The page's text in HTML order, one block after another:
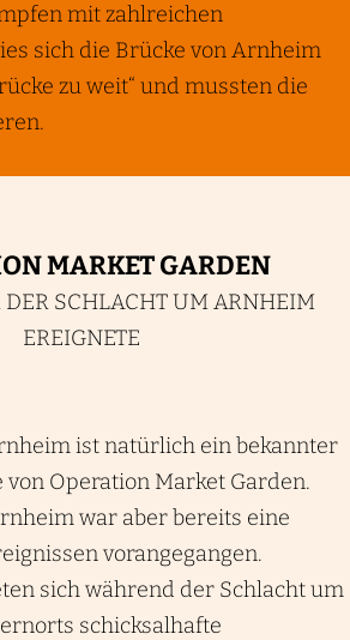
mit zahlreichen
sich die Brücke von Arnheim
zu weit“ und mussten die
MARKET GARDEN
DER SCHLACHT UM ARNHEIM
EREIGNETE
ist natürlich ein bekannter
von Operation Market Garden.
war aber bereits eine
vorangegangen.
sich während der Schlacht um
schicksalhafte